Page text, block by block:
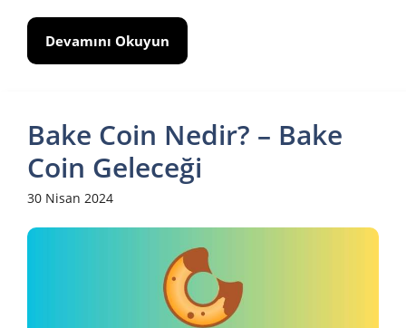
Devamını Okuyun
Bake Coin Nedir? – Bake
Coin Geleceği
30 Nisan 2024